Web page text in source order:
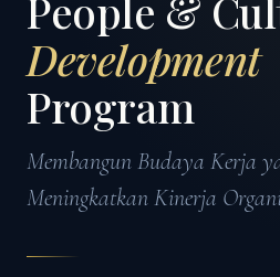
People &
Development
Program
Membangun Budaya Kerja
Meningkatkan Kinerja